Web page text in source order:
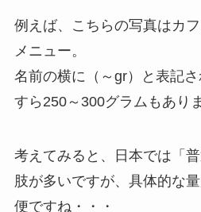
例えば、こちらの写真はカフ
メニュー。
名前の横に（～gr）と表記
すら250～300グラムもあり
考えてみると、日本では「
肢が多いですが、具体的な
便ですね・・・